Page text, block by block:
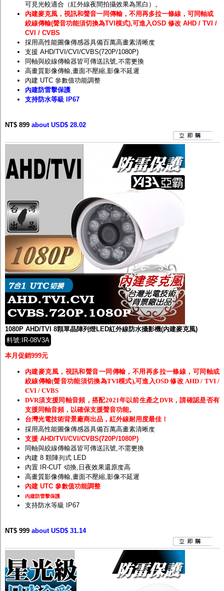
可見光較適合（紅外線夜間拍攝效果為黑白）。
內建麥克風，視訊和聲音一同傳輸，不用再多拉一條線，可同軸或
絞線傳輸(聲音功能須切換為TVI模式),可進入OSD 修改 AHD / TVI /
CVI / CVBS
採用高性能圖像傳感器具備百萬高畫素清晰度
支援 AHD/TVI/CVI/CVBS(720P/1080P)
同軸與絞線傳輸器皆可傳送訊號,不需更換
高畫質影像傳輸,畫面不壓縮,影像不延遲
內建 UTC 參數值功能調整
內建防雷擊保護
支持防水等級 IP67
NT$ 899 about USD$ 28.02
1080P AHD/TVI 8顆單晶陣列燈LED紅外線防水攝影機(內建麥克風)
料號:IR-08V3A
本月促銷999元
內建麥克風，視訊和聲音一同傳輸，不用再多拉一條線，可同軸或
絞線傳輸(聲音功能須切換為TVI模式),可進入OSD 修改 AHD / TVI /
CVI / CVBS
DVR須支援同軸音頻，搭配2021年以前生產之DVR，請確認是否有
支援同軸音頻，以確保支援聲音功能。
台灣光電技術背景廠商出品，紅外線耐用度最佳！
採用高性能圖像傳感器具備百萬高畫素清晰度
支援 AHD/TVI/CVI/CVBS(720P/1080P)
同軸與絞線傳輸器皆可傳送訊號,不需更換
內建 8 顆陣列式 LED
內置 IR-CUT 切換,日夜效果還原度高
高畫質影像傳輸,畫面不壓縮,影像不延遲
內建 UTC 參數值功能調整
內建防雷擊保護
支持防水等級 IP67
NT$ 999 about USD$ 31.14